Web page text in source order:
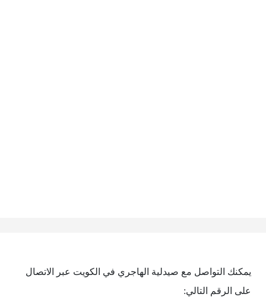
يمكنك التواصل مع صيدلية الهاجري في الكويت عبر الاتصال
على الرقم التالي: